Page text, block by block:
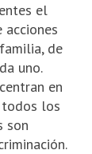
el
de
uno.
en
los
son